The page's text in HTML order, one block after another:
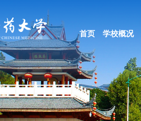
首页 学校概况